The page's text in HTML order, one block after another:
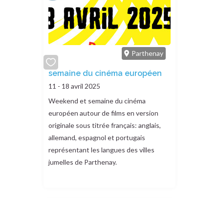
Parthenay
add
or
semaine du cinéma européen
11 - 18 avril 2025
Weekend et semaine du cinéma
européen autour de films en version
originale sous titrée français: anglais,
allemand, espagnol et portugais
représentant les langues des villes
jumelles de Parthenay.